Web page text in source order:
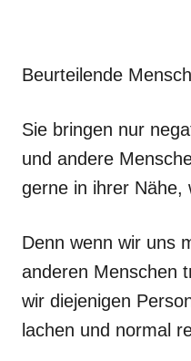
Beurteilende
Sie bringen nur
und andere
gerne in ihrer Nähe,
Denn wenn wir uns
anderen Menschen
wir diejenigen
lachen und normal